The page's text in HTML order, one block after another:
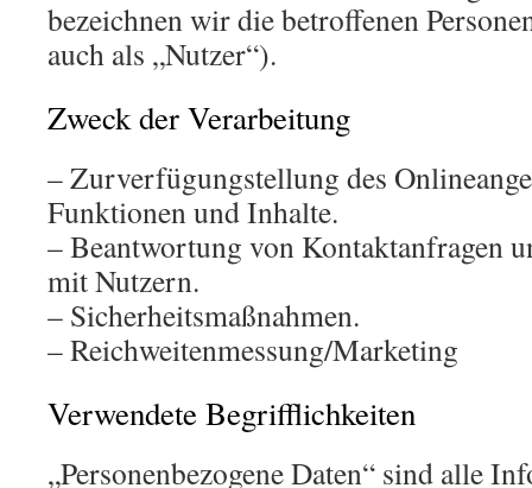
bezeichnen wir die betroffenen
auch als „Nutzer“).
Zweck der Verarbeitung
– Zurverfügungstellung des
Funktionen und Inhalte.
– Beantwortung von Kontaktanfragen
mit Nutzern.
– Sicherheitsmaßnahmen.
– Reichweitenmessung/Marketing
Verwendete Begrifflichkeiten
„Personenbezogene Daten“ sind alle